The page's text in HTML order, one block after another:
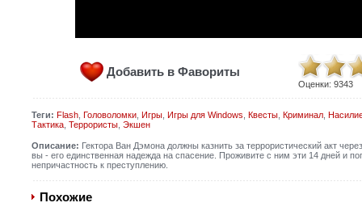
Добавить в Фавориты
Оценки: 9343
Теги: Flash, Головоломки, Игры, Игры для Windows Квесты, Криминал,
Тактика, Террористы, Экшен
Описание: Гектора Ван Дэмона должны казнить за террористический акт
вы - его единственная надежда на спасение. Проживите с ним эти 14 дней и
непричастность к преступлению.
Похожие